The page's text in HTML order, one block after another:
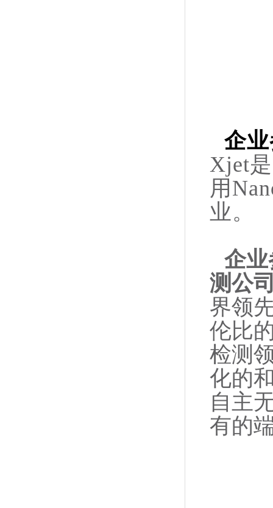
企
Xjet
用
业。
企业
测公
界领
伦比
检测
化的
自主
有的